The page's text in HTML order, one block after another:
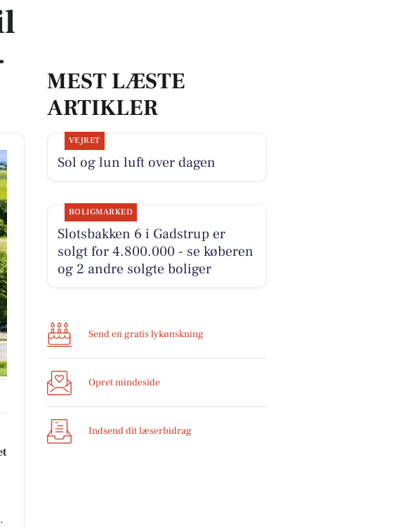
MEST LÆSTE
ARTIKLER
VEJRET
Sol og lun luft over dagen
BOLIGMARKED
Slotsbakken 6 i Gadstrup er
solgt for 4.800.000 - se køberen
og 2 andre solgte boliger
Send en gratis lykønskning
Opret mindeside
Indsend dit læserbidrag